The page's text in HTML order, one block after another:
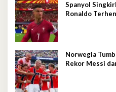
Spanyol
Ronaldo
Norwegia
Rekor Messi